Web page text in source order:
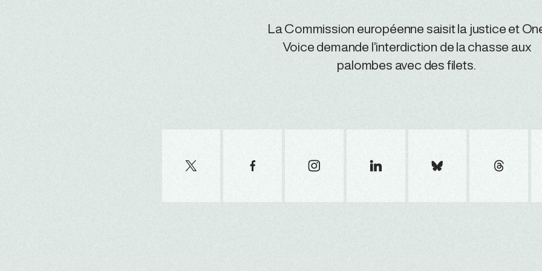
La Commission européenne saisit la justice et
Voice demande l’interdiction de la chasse aux
palombes avec des filets.